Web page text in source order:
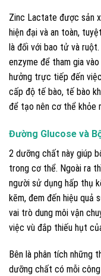
Zinc Lactate được sản
hiện đại và an toàn,
là đối với bao tử và
enzyme để tham gia
hưởng trực tiếp đến
cấp độ tế bào, tế bào
để tạo nên cơ thể khỏe
Đường Glucose và
2 dưỡng chất này giúp
trong cơ thể. Ngoài ra
người sử dụng hấp thụ
kẽm, đem đến hiệu quả
vai trò dung môi vận
việc vù đắp thiếu hụt
Bên là phân tích những
dưỡng chất có mỗi